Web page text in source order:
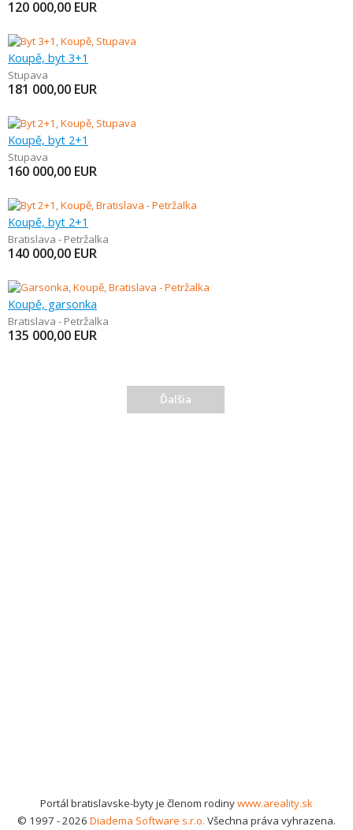
120 000,00 EUR
Koupě, byt 3+1
Stupava
181 000,00 EUR
Koupě, byt 2+1
Stupava
160 000,00 EUR
Koupě, byt 2+1
Bratislava - Petržalka
140 000,00 EUR
Koupě, garsonka
Bratislava - Petržalka
135 000,00 EUR
Ďalšia
Portál bratislavske-byty je členom rodinywww.areality.sk
© 1997 - 2026 Diadema Software s.r.o. Všechna práva vyhrazena.